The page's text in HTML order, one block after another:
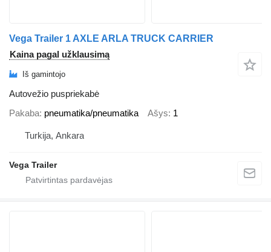
Vega Trailer 1 AXLE ARLA TRUCK CARRIER
Kaina pagal užklausimą
Iš gamintojo
Autovežio puspriekabė
Pakaba pneumatika/pneumatika Ašys 1
Turkija, Ankara
Vega Trailer